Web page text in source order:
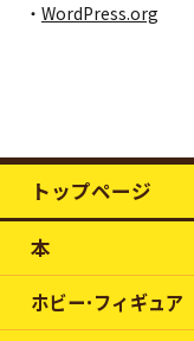
WordPress.org
トップページ
本
ホビー･フィギュア